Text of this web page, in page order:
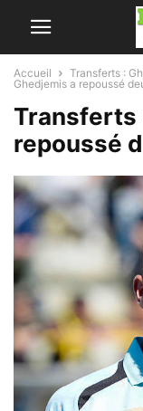
Accueil Transferts :
Ghedjemis a repoussé
Transferts
repoussé